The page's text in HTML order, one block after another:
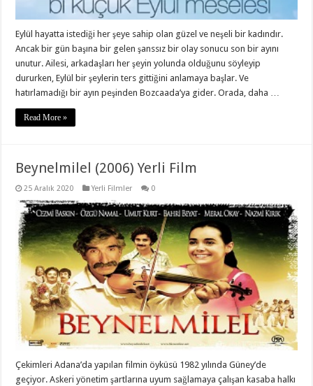
Eylül hayatta istediği her şeye sahip olan güzel ve neşeli bir kadındır.
Ancak bir gün başına bir gelen şanssız bir olay sonucu son bir ayını
unutur. Ailesi, arkadaşları her şeyin yolunda olduğunu söyleyip
dururken, Eylül bir şeylerin ters gittiğini anlamaya başlar. Ve
hatırlamadığı bir ayın peşinden Bozcaada’ya gider. Orada, daha …
Read More »
Beynelmilel (2006) Yerli Film
25 Aralık 2020 Yerli Filmler 0
Çekimleri Adana’da yapılan filmin öyküsü 1982 yılında Güney’de
geçiyor. Askeri yönetim şartlarına uyum sağlamaya çalışan kasaba halkı